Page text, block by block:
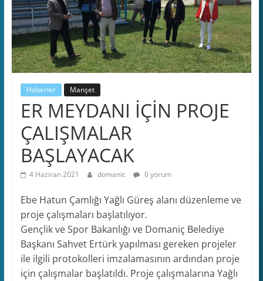
Haberler Manşet
ER MEYDANI İÇİN PROJE
ÇALIŞMALAR
BAŞLAYACAK
4 Haziran 2021 domanic 0 yorum
Ebe Hatun Çamlığı Yağlı Güreş alanı düzenleme ve
proje çalışmaları başlatılıyor.
Gençlik ve Spor Bakanlığı ve Domaniç Belediye
Başkanı Sahvet Ertürk yapılması gereken projeler
ile ilgili protokolleri imzalamasının ardından proje
için çalışmalar başlatıldı. Proje çalışmalarına Yağlı